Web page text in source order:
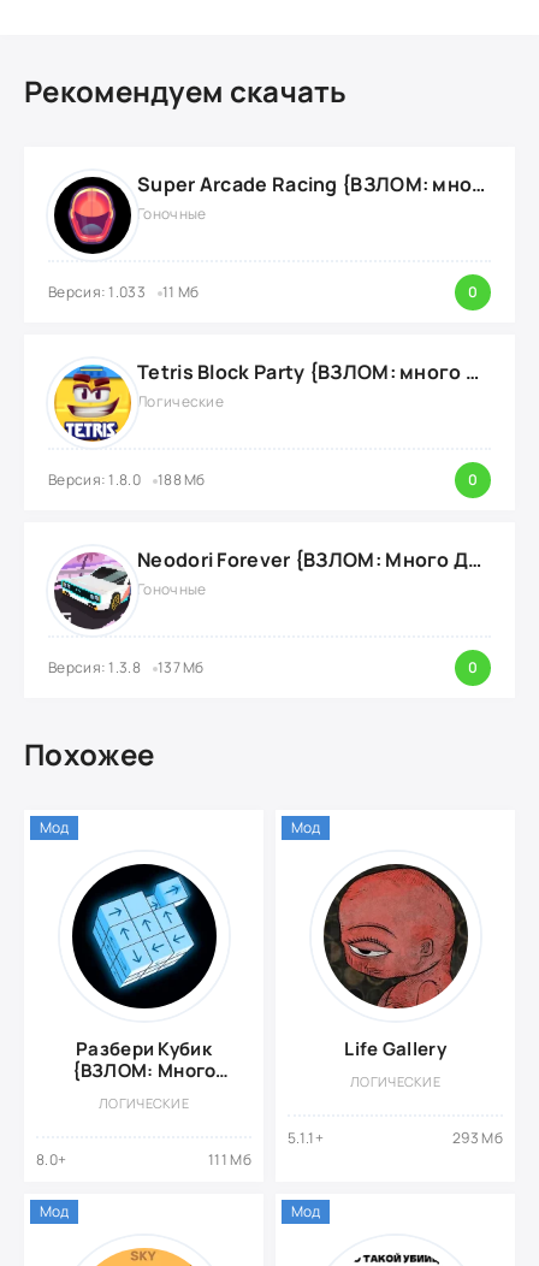
Рекомендуем скачать
Super Arcade Racing {ВЗЛОМ: много золотых монет}
Гоночные
Версия: 1.033 11 Мб 0
Tetris Block Party {ВЗЛОМ: много денег}
Логические
Версия: 1.8.0 188 Мб 0
Neodori Forever {ВЗЛОМ: Много Денег}
Гоночные
Версия: 1.3.8 137 Мб 0
Похожее
Разбери Кубик
{ВЗЛОМ: Много
ЛОГИЧЕСКИЕ
8.0+ 111 Мб
Мод
Life Gallery
ЛОГИЧЕСКИЕ
5.1.1+ 293 Мб
Мод
Мод Мод